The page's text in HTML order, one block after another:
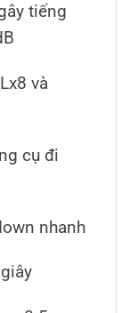
tiếng
và
cụ đi
nhanh